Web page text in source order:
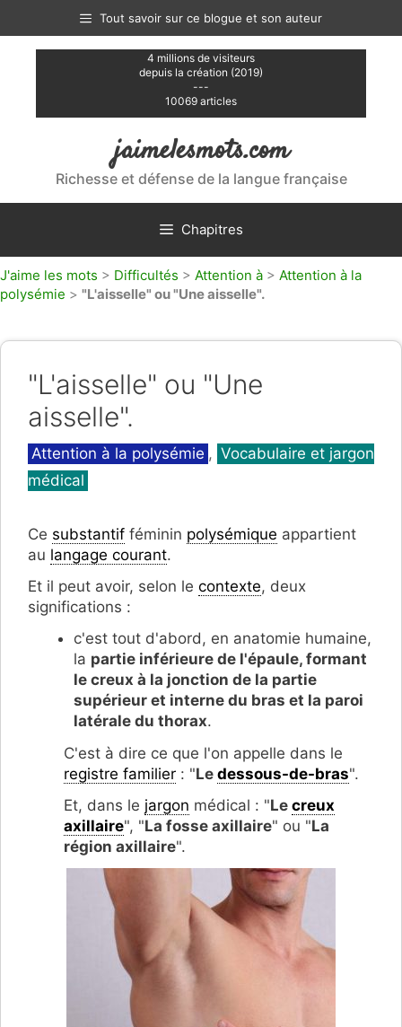
contenu
Tout savoir sur ce blogue et son auteur
4 millions de visiteurs
depuis la création (2019)
---
10069 articles
jaimelesmots.com
Richesse et défense de la langue française
Chapitres
J'aime les mots > Difficultés > Attention à > Attention à la
polysémie > "L'aisselle" ou "Une aisselle".
"L'aisselle" ou "Une
aisselle".
Catégories
Attention à la polysémie , Vocabulaire et jargon
médical
Ce substantif féminin polysémique appartient
au langage courant.
Et il peut avoir, selon le contexte, deux
significations :
c'est tout d'abord, en anatomie humaine,
la partie inférieure de l'épaule, formant
le creux à la jonction de la partie
supérieur et interne du bras et la paroi
latérale du thorax.
C'est à dire ce que l'on appelle dans le
registre familier : "Le dessous-de-bras".
Et, dans le jargon médical : "Le creux
axillaire", "La fosse axillaire" ou "La
région axillaire".